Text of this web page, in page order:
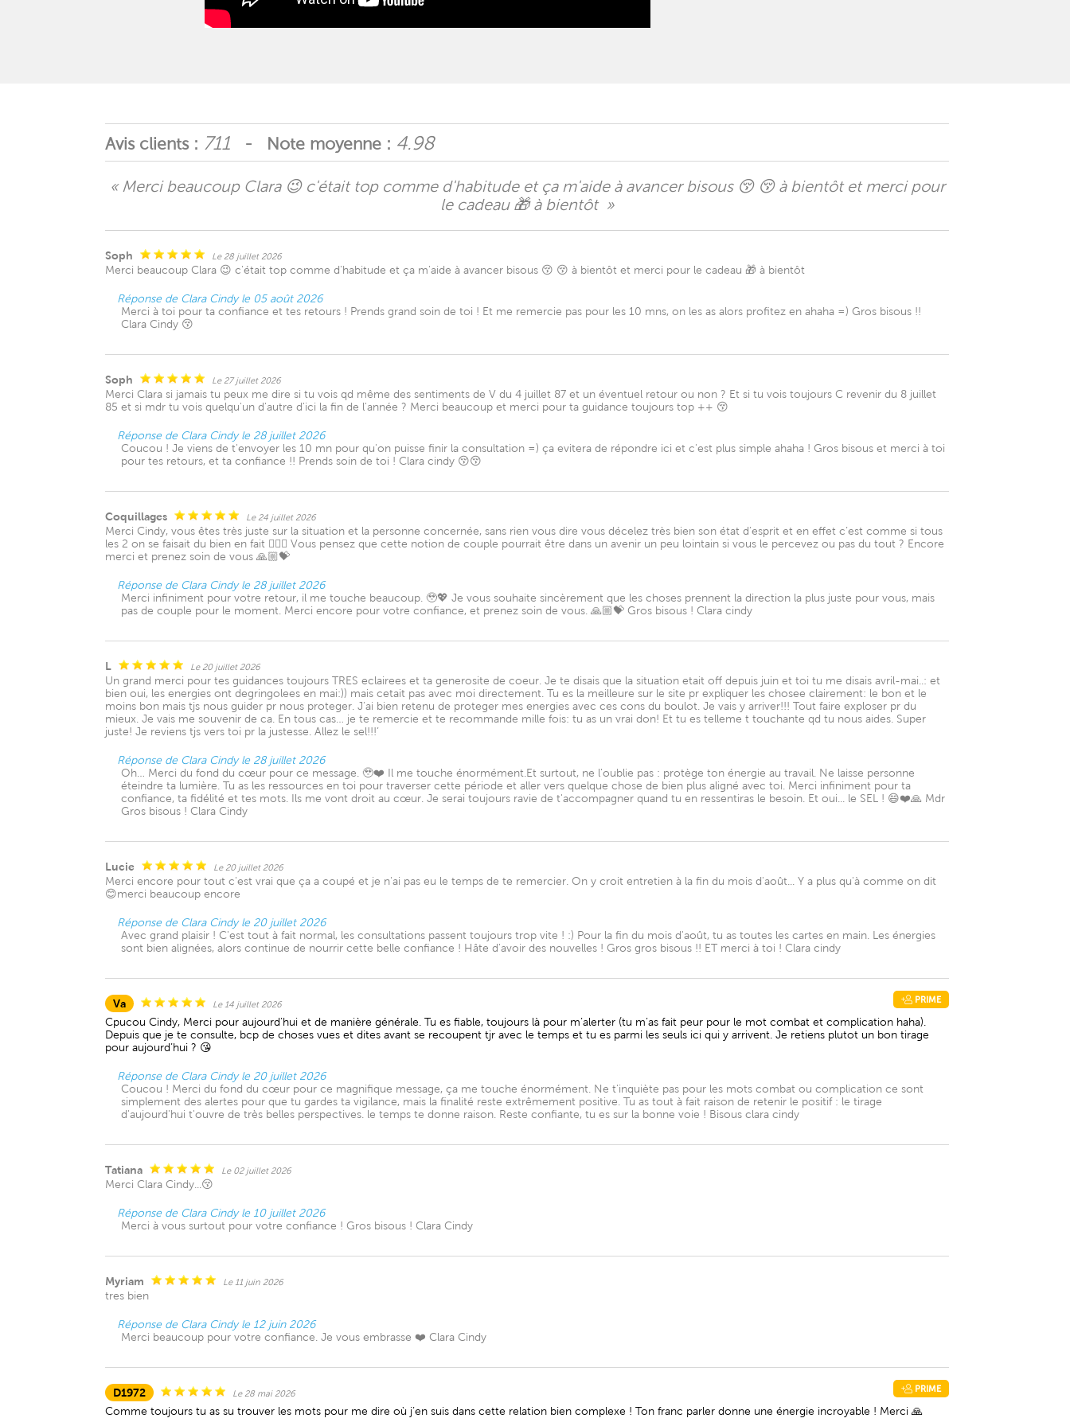
Avis clients : 711 - Note moyenne : 4.98
« Merci beaucoup Clara 😉 c'était top comme d'habitude et ça m'aide à avancer bisous 😚 😚 à bientôt et merci pour
le cadeau 🎁 à bientôt »
Soph Le 28 juillet 2026
Merci beaucoup Clara 😉 c'était top comme d'habitude et ça m'aide à avancer bisous 😚 😚 à bientôt et merci pour le cadeau 🎁 à bientôt
Réponse de Clara Cindy le 05 août 2026
Merci à toi pour ta confiance et tes retours ! Prends grand soin de toi ! Et me remercie pas pour les 10 mns, on les as alors profitez en ahaha =) Gros bisous !!
Clara Cindy 😚
Soph Le 27 juillet 2026
Merci Clara si jamais tu peux me dire si tu vois qd même des sentiments de V du 4 juillet 87 et un éventuel retour ou non ? Et si tu vois toujours C revenir du 8 juillet
85 et si mdr tu vois quelqu'un d'autre d'ici la fin de l'année ? Merci beaucoup et merci pour ta guidance toujours top ++ 😚
Réponse de Clara Cindy le 28 juillet 2026
Coucou ! Je viens de t'envoyer les 10 mn pour qu'on puisse finir la consultation =) ça evitera de répondre ici et c'est plus simple ahaha ! Gros bisous et merci à toi
pour tes retours, et ta confiance !! Prends soin de toi ! Clara cindy 😚😚
Coquillages Le 24 juillet 2026
Merci Cindy, vous êtes très juste sur la situation et la personne concernée, sans rien vous dire vous décelez très bien son état d’esprit et en effet c’est comme si tous
les 2 on se faisait du bien en fait 🤷🏼‍♀️ Vous pensez que cette notion de couple pourrait être dans un avenir un peu lointain si vous le percevez ou pas du tout ? Encore
merci et prenez soin de vous 🙏🏼💝
Réponse de Clara Cindy le 28 juillet 2026
Merci infiniment pour votre retour, il me touche beaucoup. 🥹💖 Je vous souhaite sincèrement que les choses prennent la direction la plus juste pour vous, mais
pas de couple pour le moment. Merci encore pour votre confiance, et prenez soin de vous. 🙏🏼💝 Gros bisous ! Clara cindy
L Le 20 juillet 2026
Un grand merci pour tes guidances toujours TRES eclairees et ta generosite de coeur. Je te disais que la situation etait off depuis juin et toi tu me disais avril-mai..: et
bien oui, les energies ont degringolees en mai:)) mais cetait pas avec moi directement. Tu es la meilleure sur le site pr expliquer les chosee clairement: le bon et le
moins bon mais tjs nous guider pr nous proteger. J’ai bien retenu de proteger mes energies avec ces cons du boulot. Je vais y arriver!!! Tout faire exploser pr du
mieux. Je vais me souvenir de ca. En tous cas… je te remercie et te recommande mille fois: tu as un vrai don! Et tu es telleme t touchante qd tu nous aides. Super
juste! Je reviens tjs vers toi pr la justesse. Allez le sel!!!’
Réponse de Clara Cindy le 28 juillet 2026
Oh… Merci du fond du cœur pour ce message. 🥹❤️ Il me touche énormément.Et surtout, ne l'oublie pas : protège ton énergie au travail. Ne laisse personne
éteindre ta lumière. Tu as les ressources en toi pour traverser cette période et aller vers quelque chose de bien plus aligné avec toi. Merci infiniment pour ta
confiance, ta fidélité et tes mots. Ils me vont droit au cœur. Je serai toujours ravie de t'accompagner quand tu en ressentiras le besoin. Et oui... le SEL ! 😄❤️🙏 Mdr
Gros bisous ! Clara Cindy
Lucie Le 20 juillet 2026
Merci encore pour tout c'est vrai que ça a coupé et je n'ai pas eu le temps de te remercier. On y croit entretien à la fin du mois d'août... Y a plus qu'à comme on dit
😊merci beaucoup encore
Réponse de Clara Cindy le 20 juillet 2026
Avec grand plaisir ! C'est tout à fait normal, les consultations passent toujours trop vite ! :) Pour la fin du mois d'août, tu as toutes les cartes en main. Les énergies
sont bien alignées, alors continue de nourrir cette belle confiance ! Hâte d'avoir des nouvelles ! Gros gros bisous !! ET merci à toi ! Clara cindy
Va Le 14 juillet 2026 PRIME
Cpucou Cindy, Merci pour aujourd’hui et de manière générale. Tu es fiable, toujours là pour m’alerter (tu m’as fait peur pour le mot combat et complication haha).
Depuis que je te consulte, bcp de choses vues et dites avant se recoupent tjr avec le temps et tu es parmi les seuls ici qui y arrivent. Je retiens plutot un bon tirage
pour aujourd’hui ? 😘
Réponse de Clara Cindy le 20 juillet 2026
Coucou ! Merci du fond du cœur pour ce magnifique message, ça me touche énormément. Ne t'inquiète pas pour les mots combat ou complication ce sont
simplement des alertes pour que tu gardes ta vigilance, mais la finalité reste extrêmement positive. Tu as tout à fait raison de retenir le positif : le tirage
d'aujourd'hui t'ouvre de très belles perspectives. le temps te donne raison. Reste confiante, tu es sur la bonne voie ! Bisous clara cindy
Tatiana Le 02 juillet 2026
Merci Clara Cindy...😚
Réponse de Clara Cindy le 10 juillet 2026
Merci à vous surtout pour votre confiance ! Gros bisous ! Clara Cindy
Myriam Le 11 juin 2026
tres bien
Réponse de Clara Cindy le 12 juin 2026
Merci beaucoup pour votre confiance. Je vous embrasse ❤️ Clara Cindy
D1972 Le 28 mai 2026 PRIME
Comme toujours tu as su trouver les mots pour me dire où j’en suis dans cette relation bien complexe ! Ton franc parler donne une énergie incroyable ! Merci 🙏